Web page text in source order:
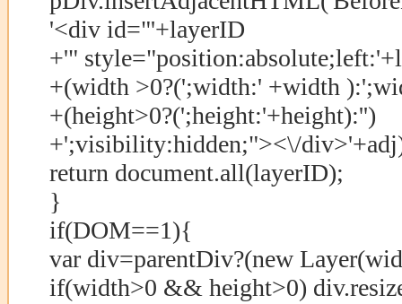
'<div id="'+layerID
+'"
+(width >0?(';width:' +width
+(height>0?(';height:'+height):'')
+';visibility:hidden;"><\/
return document.all(layerID);
}
if(DOM==1){
var div=parentDiv?(new
if(width>0 && height>0)